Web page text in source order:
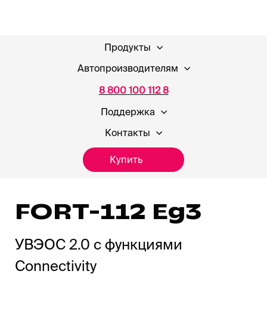
Продукты
Автопроизводителям
8 800 100 112 8
Поддержка
Контакты
Купить
FORT-112 Eg3
УВЭОС 2.0 с функциями
Connectivity